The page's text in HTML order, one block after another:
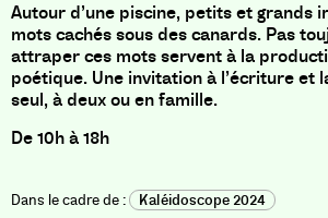
Autour d’une piscine, petits et grands
mots cachés sous des canards. Pas
attraper ces mots servent à la
poétique. Une invitation à l’écriture et
seul, à deux ou en famille.
De 10h à 18h
Kaléidoscope 2024